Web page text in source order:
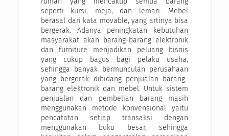
seperti kursi, meja, dan lemari. Mebel
berasal dari kata movable, yang artinya bisa
bergerak. Adanya peningkatan kebutuhan
masyarakat akan barang-barang elektronik
dan furniture menjadikan peluang bisnis
yang cukup bagus bagi pelaku usaha,
sehingga banyak bermunculan perusahaan
yang bergerak dibidang penjualan barang-
barang elektronik dan mebel. Untuk sistem
penjualan dan pembelian barang masih
menggunakan metode konvensional yaitu
pencatatan setiap transaksi dengan
menggunakan buku besar, sehingga